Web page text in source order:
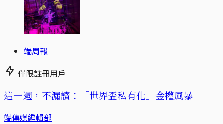
端周報
僅限註冊用戶
這一週，不漏讀：「世界盃私有化」金權風暴
端傳媒編輯部